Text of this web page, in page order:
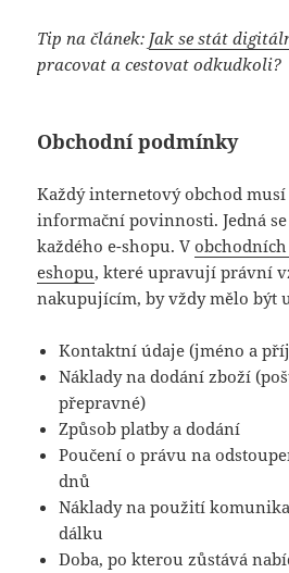
Tip na článek: Jak se stát
pracovat a cestovat odkudkoli?
Obchodní podmínky
Každý internetový obchod
informační povinnosti. Jedná
každého e-shopu. V
eshopu, které upravují právní
nakupujícím, by vždy mělo být
Kontaktní údaje (jméno a
Náklady na dodání zboží
přepravné)
Způsob platby a dodání
Poučení o právu na
dnů
Náklady na použití
dálku
Doba, po kterou zůstává